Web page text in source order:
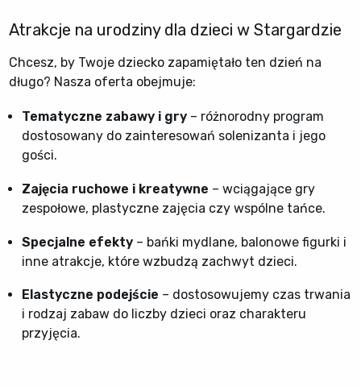
Atrakcje na urodziny dla dzieci w Stargardzie
Chcesz, by Twoje dziecko zapamiętało ten dzień na
długo? Nasza oferta obejmuje:
Tematyczne zabawy i gry – różnorodny program
dostosowany do zainteresowań solenizanta i jego
gości.
Zajęcia ruchowe i kreatywne – wciągające gry
zespołowe, plastyczne zajęcia czy wspólne tańce.
Specjalne efekty – bańki mydlane, balonowe figurki i
inne atrakcje, które wzbudzą zachwyt dzieci.
Elastyczne podejście – dostosowujemy czas trwania
i rodzaj zabaw do liczby dzieci oraz charakteru
przyjęcia.